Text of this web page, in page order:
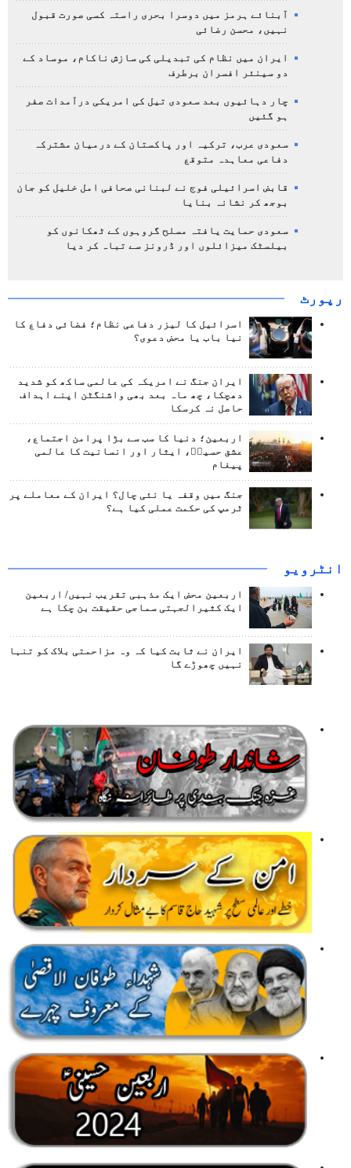
آبنائے ہرمز میں دوسرا بحری راستہ کسی صورت قبول
نہیں، محسن رضائی
ایران میں نظام کی تبدیلی کی سازش ناکام، موساد کے
دو سینئر افسران برطرف
چار دہائیوں بعد سعودی تیل کی امریکی درآمدات صفر
ہو گئیں
سعودی عرب، ترکیہ اور پاکستان کے درمیان مشترکہ
دفاعی معاہدہ متوقع
قابض اسرائیلی فوج نے لبنانی صحافی امل خلیل کو جان
بوجھ کر نشانہ بنایا
سعودی حمایت یافتہ مسلح گروہوں کے ٹھکانوں کو
بیلسٹک میزائلوں اور ڈرونز سے تباہ کر دیا
رپورٹ
اسرائیل کا لیزر دفاعی نظام؛ فضائی دفاع کا
نیا باب یا محض دعوی؟
ایران جنگ نے امریکہ کی عالمی ساکھ کو شدید
دھچکا، چھ ماہ بعد بھی واشنگٹن اپنے اہداف
حاصل نہ کرسکا
اربعین؛ دنیا کا سب سے بڑا پرامن اجتماع،
عشق حسینؑ، ایثار اور انسانیت کا عالمی
پیغام
جنگ میں وقفہ یا نئی چال؟ ایران کے معاملے پر
ٹرمپ کی حکمت عملی کیا ہے؟
انٹرويو
اربعین محض ایک مذہبی تقریب نہیں/ اربعین
ایک کثیرالجہتی سماجی حقیقت بن چکا ہے
ایران نے ثابت کیا کہ وہ مزاحمتی بلاک کو تنہا
نہیں چھوڑے گا